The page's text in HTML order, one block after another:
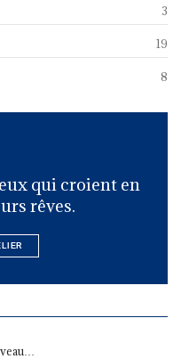
3
19
8
qui croient en
rêves.